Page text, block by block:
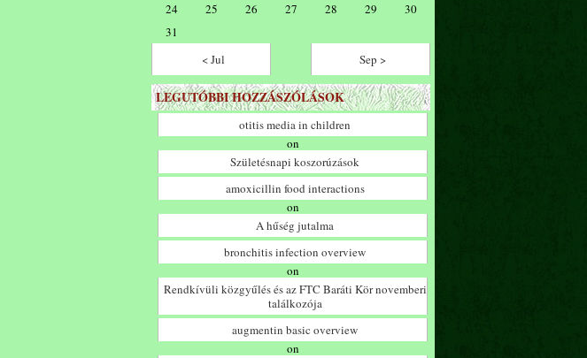
24
25 26 27 28 29
30
31
< Jul
Sep >
LEGUTÓBBI HOZZÁSZÓLÁSOK
otitis media in children
on
Születésnapi koszorúzások
amoxicillin food interactions
on
A hűség jutalma
bronchitis infection overview
on
Rendkívüli közgyűlés és az FTC Baráti Kör novemberi
találkozója
augmentin basic overview
on